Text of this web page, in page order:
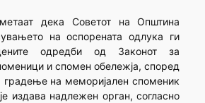
дека Советот на Општина
на оспорената одлука ги
одредби од Законот за
и спомен обележја, според
градење на меморијален споменик
издава надлежен орган, согласно